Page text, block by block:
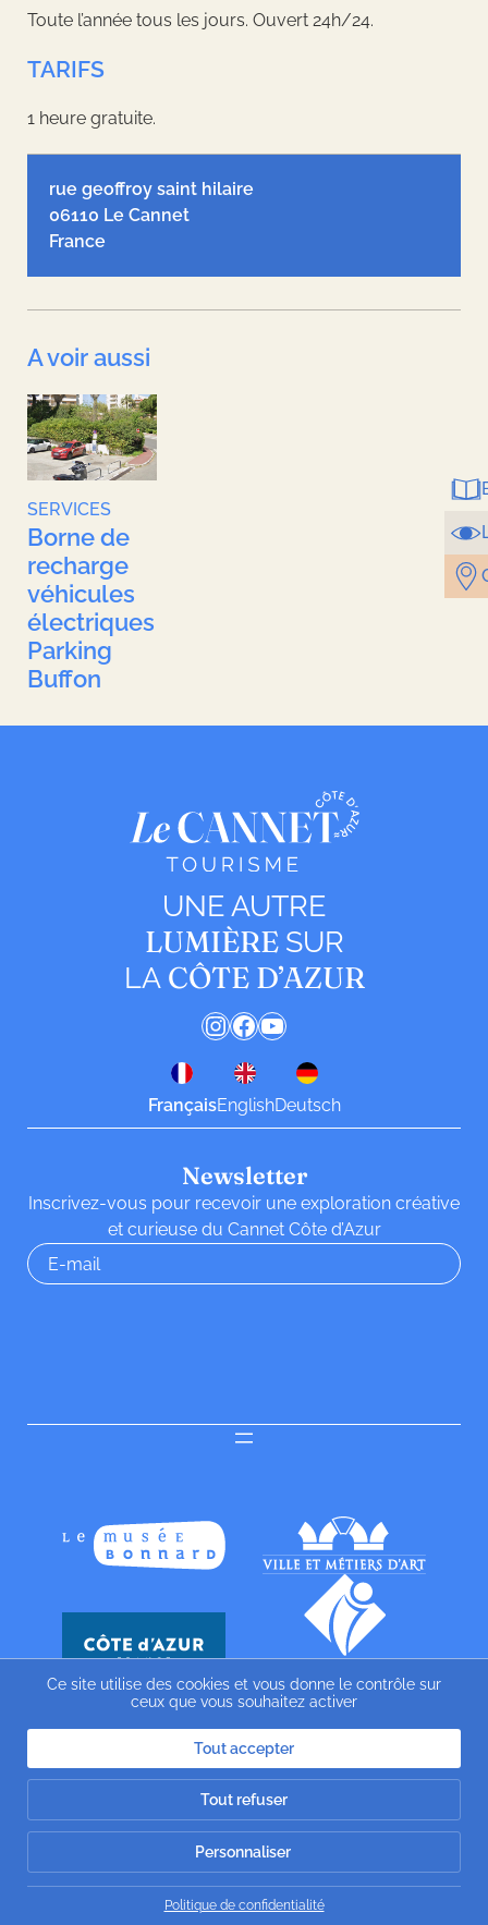
Toute l’année tous les jours. Ouvert 24h/24.
TARIFS
1 heure gratuite.
Leaflet | ©OpenStreetMap
rue geoffroy saint hilaire
06110 Le Cannet
France
A voir aussi
SERVICES
Borne de
recharge
véhicules
électriques
Parking
Buffon
UNE AUTRE
LUMIÈRE SUR
LACÔTE D’AZUR
Instagram
Facebook
YouTube
FrançaisEnglishDeutsch
Newsletter
Inscrivez-vous pour recevoir une exploration créative
et curieuse du Cannet Côte d’Azur
Website byGazelle
Ce site utilise des cookies et vous donne le contrôle sur
ceux que vous souhaitez activer
Tout accepter
Tout refuser
Personnaliser
Politique de confidentialité